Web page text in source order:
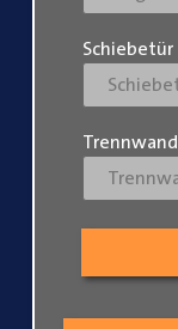
Schiebetür
Trennwand